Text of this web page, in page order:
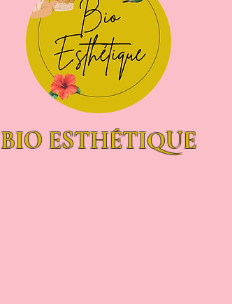
BIO ESTHÉTIQUE